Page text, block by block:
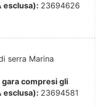
esclusa): 23694626
serra Marina
compresi gli
esclusa): 23694581